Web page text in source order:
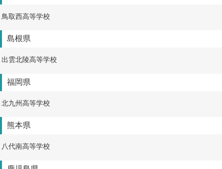
鳥取西高等学校
島根県
出雲北陵高等学校
福岡県
北九州高等学校
熊本県
八代南高等学校